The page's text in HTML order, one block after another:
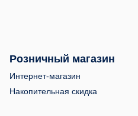
Розничный магазин
Интернет-магазин
Накопительная скидка